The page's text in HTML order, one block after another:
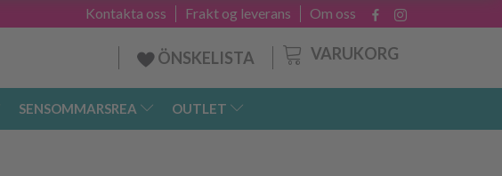
Om oss
Frakt og leverans
Kontakta oss
VARUKORG
ÖNSKELISTA
SENSOMMARSREA OUTLET